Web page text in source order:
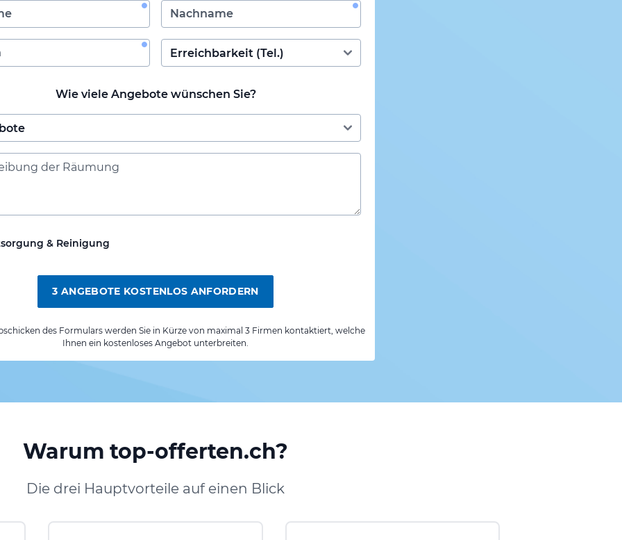
Wie viele Angebote wünschen Sie?
& Reinigung
3 ANGEBOTE KOSTENLOS ANFORDERN
des Formulars werden Sie in Kürze von maximal 3 Firmen kontaktiert, welche
Ihnen ein kostenloses Angebot unterbreiten.
Warum top-offerten.ch?
Die drei Hauptvorteile auf einen Blick